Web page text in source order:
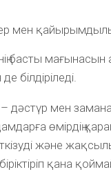
мен қайырымдылық
басты мағынасын
білдіріледі.
дәстүр мен
өмірдің
және
қана